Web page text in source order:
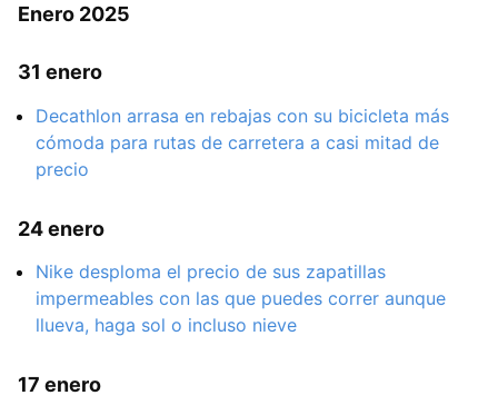
Enero 2025
31 enero
Decathlon arrasa en rebajas con su bicicleta más
cómoda para rutas de carretera a casi mitad de
precio
24 enero
Nike desploma el precio de sus zapatillas
impermeables con las que puedes correr aunque
llueva, haga sol o incluso nieve
17 enero